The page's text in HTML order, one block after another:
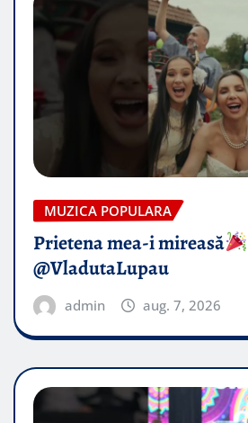
MUZICA POPULARA
Prietena mea-i mireasă​
@VladutaLupau
admin aug. 7, 2026